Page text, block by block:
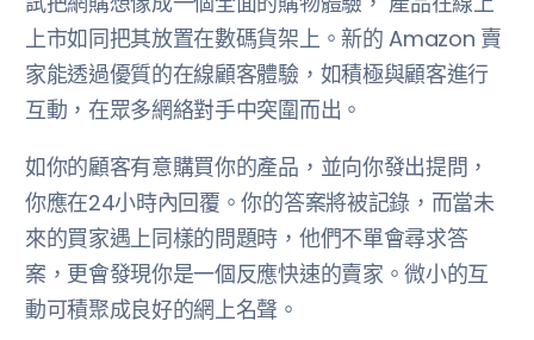
上市如同把其放置在數碼貨架上。新的 Amazon 賣
家能透過優質的在線顧客體驗，如積極與顧客進行
互動，在眾多網絡對手中突圍而出。
如你的顧客有意購買你的產品，並向你發出提問，
你應在24小時內回覆。你的答案將被記錄，而當未
來的買家遇上同樣的問題時，他們不單會尋求答
案，更會發現你是一個反應快速的賣家。微小的互
動可積聚成良好的網上名聲。